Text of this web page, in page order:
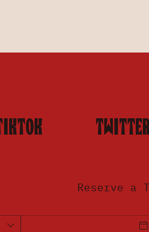
Reserve a